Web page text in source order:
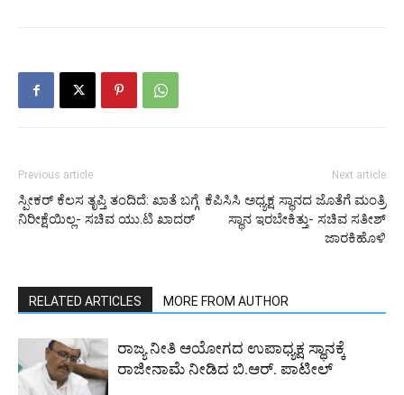
Previous article
ಸ್ಪೀಕರ್ ಕೆಲಸ ತೃಪ್ತಿ ತಂದಿದೆ: ಖಾತೆ ಬಗ್ಗೆ
ನಿರೀಕ್ಷೆಯಿಲ್ಲ- ಸಚಿವ ಯು.ಟಿ ಖಾದರ್
Next article
ಕೆಪಿಸಿಸಿ ಅಧ್ಯಕ್ಷ ಸ್ಥಾನದ ಜೊತೆಗೆ ಮಂತ್ರಿ
ಸ್ಥಾನ ಇರಬೇಕಿತ್ತು- ಸಚಿವ ಸತೀಶ್
ಜಾರಕಿಹೊಳಿ
RELATED ARTICLES MORE FROM AUTHOR
ರಾಜ್ಯ ನೀತಿ ಆಯೋಗದ ಉಪಾಧ್ಯಕ್ಷ ಸ್ಥಾನಕ್ಕೆ
ರಾಜೀನಾಮೆ ನೀಡಿದ ಬಿ.ಆರ್. ಪಾಟೀಲ್